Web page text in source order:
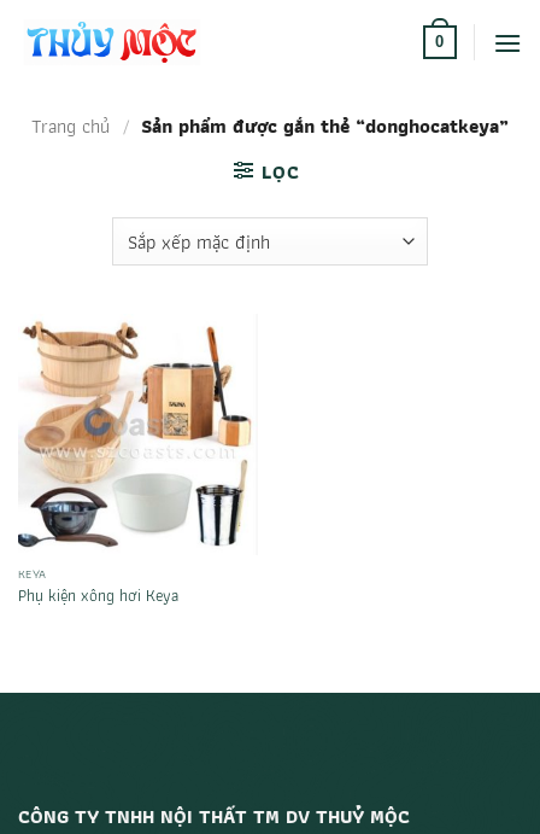
0
Trang chủ / Sản phẩm được gắn thẻ “donghocatkeya”
LỌC
KEYA
Phụ kiện xông hơi Keya
CÔNG TY TNHH NỘI THẤT TM DV THUỶ MỘC